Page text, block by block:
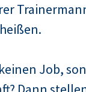
Job,